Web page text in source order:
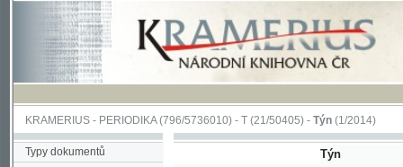
KRAMERIUS-PERIODIKA(796/5736010) -T(21/50405) -Týn(1/2014)
Typy dokumentů
Abeceda
Týn